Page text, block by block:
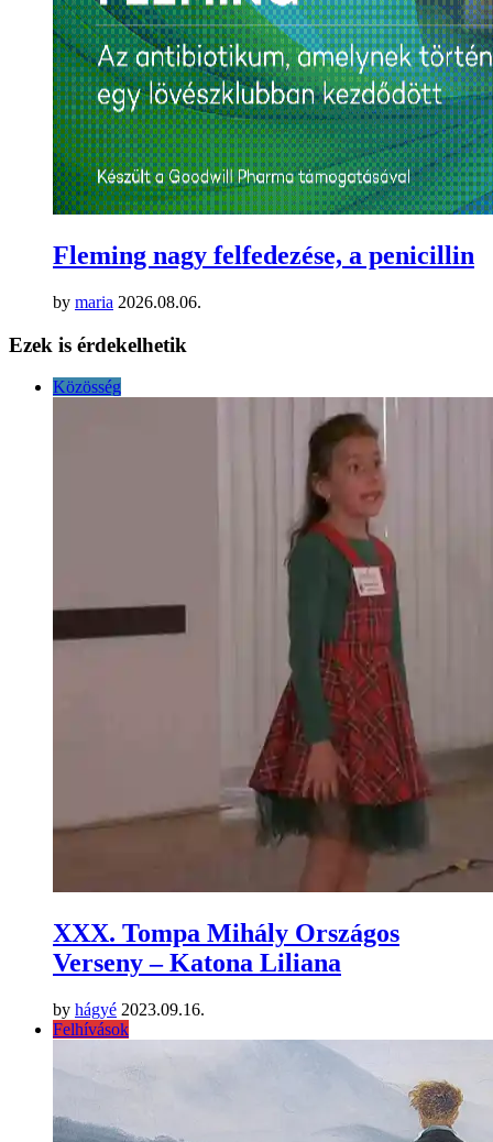
Fleming nagy felfedezése, a penicillin
by maria 2026.08.06.
Ezek is érdekelhetik
Közösség
XXX. Tompa Mihály Országos
Verseny – Katona Liliana
by hágyé 2023.09.16.
Felhívások